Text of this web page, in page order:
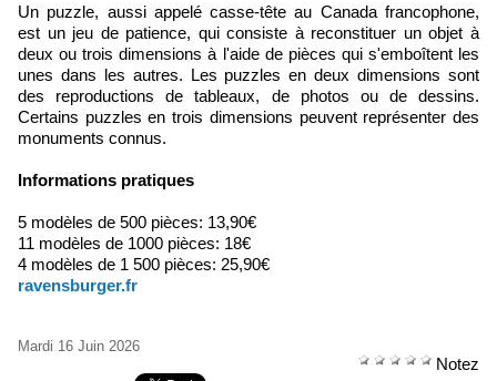
Un puzzle, aussi appelé casse-tête au Canada francophone,
est un jeu de patience, qui consiste à reconstituer un objet à
deux ou trois dimensions à l'aide de pièces qui s'emboîtent les
unes dans les autres. Les puzzles en deux dimensions sont
des reproductions de tableaux, de photos ou de dessins.
Certains puzzles en trois dimensions peuvent représenter des
monuments connus.
Informations pratiques
5 modèles de 500 pièces: 13,90€
11 modèles de 1000 pièces: 18€
4 modèles de 1 500 pièces: 25,90€
ravensburger.fr
Mardi 16 Juin 2026
Notez